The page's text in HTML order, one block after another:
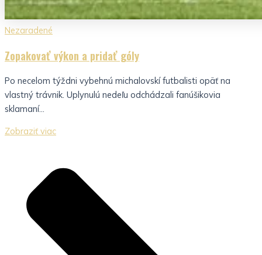
Nezaradené
Zopakovať výkon a pridať góly
Po necelom týždni vybehnú michalovskí futbalisti opäť na
vlastný trávnik. Uplynulú nedeľu odchádzali fanúšikovia
sklamaní...
Zobraziť viac